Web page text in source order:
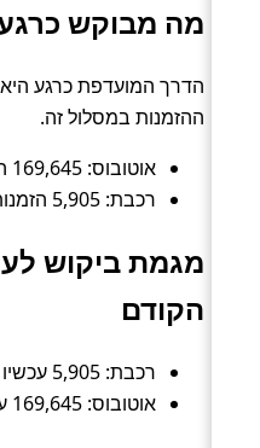
מה מבוקש
ההזמנות במסלול זה.
אוטובוס: 169,645 הזמנות (כ־97%).
רכבת: 5,905 הזמנות (כ־3%).
מגמת ביקוש
הקודם
רכבת: 5,905 עכשיו מול 0 לפני כן (חדש).
אוטובוס: 169,645 עכשיו מול 0 לפני כן (חדש).